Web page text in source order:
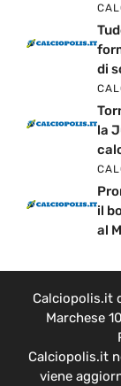
di
la
il
al
Calciopolis.it
Marchese
Calciopolis.it
viene